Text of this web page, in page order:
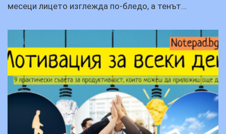
месеци лицето изглежда по-бледо, а тенът…